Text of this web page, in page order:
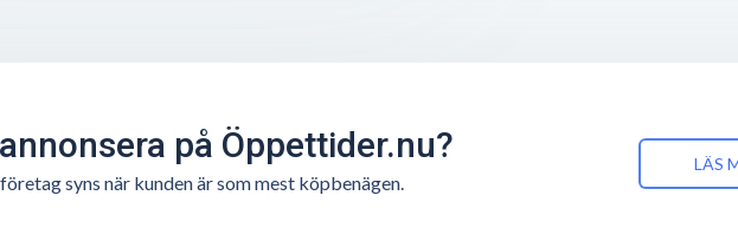
på Öppettider.nu?
syns när kunden är som mest köpbenägen.
LÄS